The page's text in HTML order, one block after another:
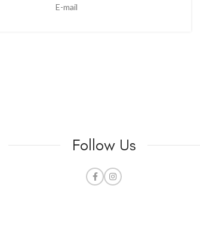
E-mail
Follow Us